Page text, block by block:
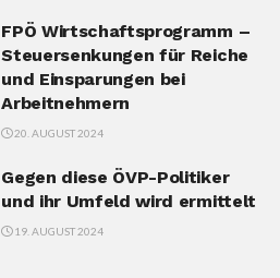
FPÖ Wirtschaftsprogramm –
Steuersenkungen für Reiche
und Einsparungen bei
Arbeitnehmern
20. AUGUST 2024
Gegen diese ÖVP-Politiker
und ihr Umfeld wird ermittelt
19. AUGUST 2024